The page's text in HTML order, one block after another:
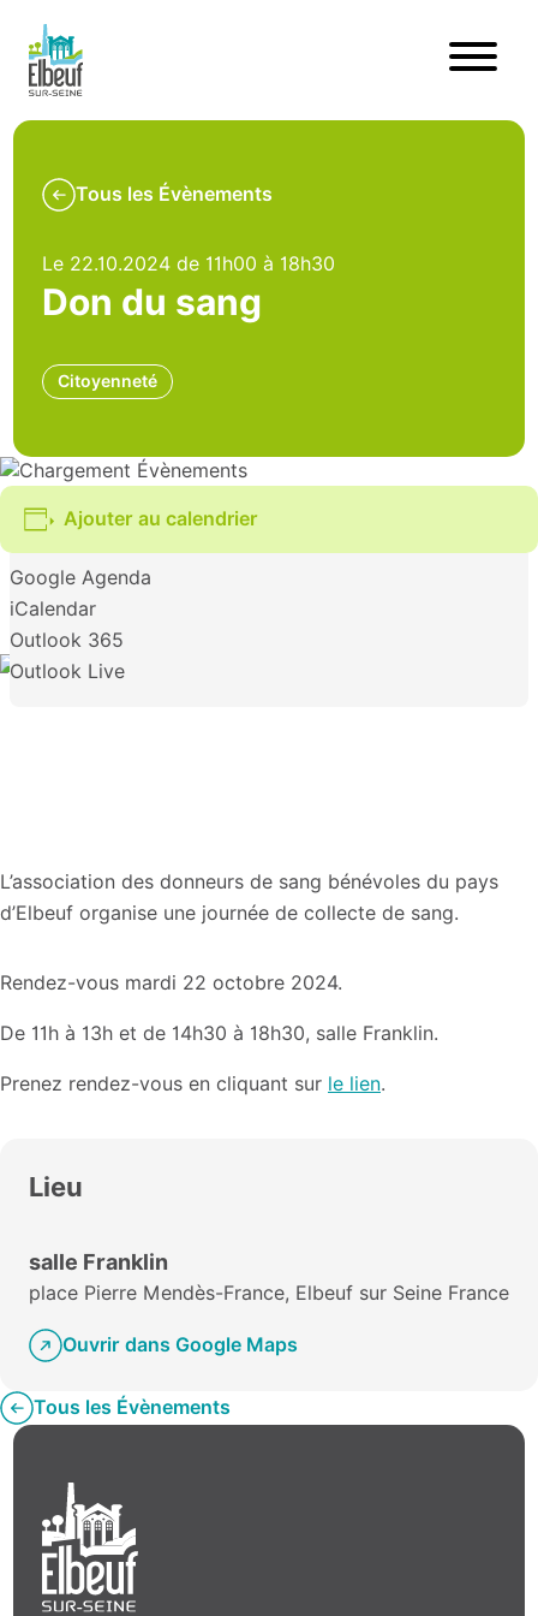
Tous les Évènements
Le 22.10.2024 de 11h00 à 18h30
Don du sang
Citoyenneté
Ajouter au calendrier
Google Agenda
iCalendar
Outlook 365
Outlook Live
L’association des donneurs de sang bénévoles du pays
d’Elbeuf organise une journée de collecte de sang.
Rendez-vous mardi 22 octobre 2024.
De 11h à 13h et de 14h30 à 18h30, salle Franklin.
Prenez rendez-vous en cliquant sur le lien.
Lieu
salle Franklin
place Pierre Mendès-France, Elbeuf sur Seine France
Ouvrir dans Google Maps
Tous les Évènements